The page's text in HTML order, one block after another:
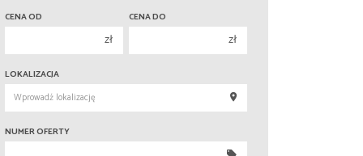
CENA OD
zł
250 000 zł
300 000 zł
CENA DO
zł
250 000 zł
300 000 zł
LOKALIZACJA
NUMER OFERTY